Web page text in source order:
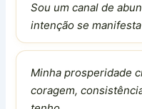
Sou um canal de
intenção se
Minha prosperidade
coragem,